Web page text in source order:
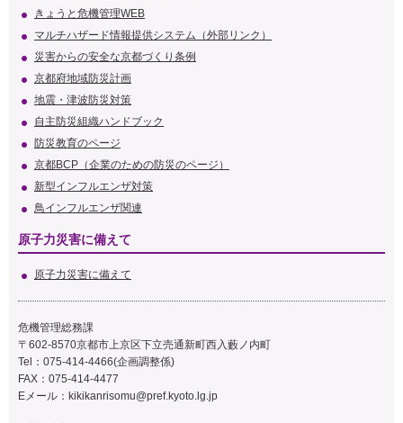
きょうと危機管理WEB
マルチハザード情報提供システム（外部リンク）
災害からの安全な京都づくり条例
京都府地域防災計画
地震・津波防災対策
自主防災組織ハンドブック
防災教育のページ
京都BCP（企業のための防災のページ）
新型インフルエンザ対策
鳥インフルエンザ関連
原子力災害に備えて
原子力災害に備えて
危機管理総務課
〒602-8570京都市上京区下立売通新町西入藪ノ内町
Tel：075-414-4466(企画調整係)
FAX：075-414-4477
Eメール： kikikanrisomu@pref.kyoto.lg.jp